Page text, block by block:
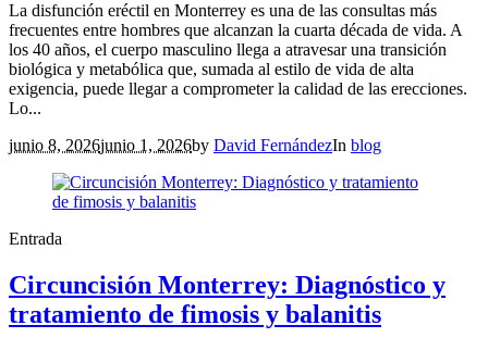
La disfunción eréctil en Monterrey es una de las consultas más
frecuentes entre hombres que alcanzan la cuarta década de vida. A
los 40 años, el cuerpo masculino llega a atravesar una transición
biológica y metabólica que, sumada al estilo de vida de alta
exigencia, puede llegar a comprometer la calidad de las erecciones.
Lo...
junio 8, 2026junio 1, 2026by David FernándezIn blog
Entrada
Circuncisión Monterrey: Diagnóstico y
tratamiento de fimosis y balanitis